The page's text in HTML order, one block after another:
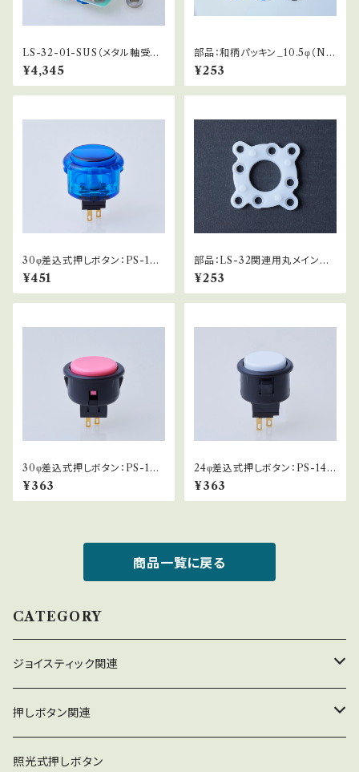
LS-32-01-SUS（メタル軸受仕
様）
¥4,345
部品：和柄パッキン_10.5φ（NO
BI関連他）
¥253
30φ差込式押しボタン：PS-14-
K
¥451
部品：LS-32関連用丸メインガ
イド
¥253
30φ差込式押しボタン：PS-14-
G
¥363
24φ差込式押しボタン：PS-14-
D
¥363
商品一覧に戻る
CATEGORY
ジョイスティック関連
ジョイスティック本体
コネクタ接続型
ジョイスティック関連部品
押しボタン関連
押しボタン_30φ
照光式押しボタン